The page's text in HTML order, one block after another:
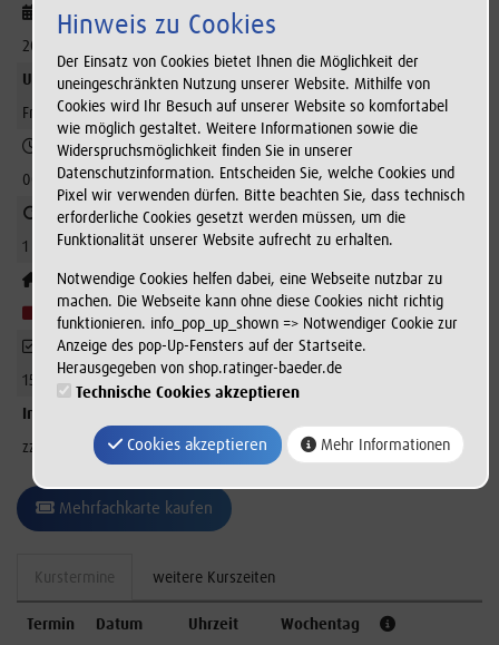
Zeitraum
20.11.2026
Uhrzeit
Freitag 18:30
Dauer
00:45
Anzahl Termine
1 x
Filiale
Allwetterbad Lintorf
Freie Plätze
15
Info
zzgl. Badeintritt
Mehrfachkarte kaufen
Kurstermine weitere Kurszeiten
Termin Datum Uhrzeit Wochentag
Hinweis zu Cookies
Der Einsatz von Cookies bietet Ihnen die Möglichkeit der
uneingeschränkten Nutzung unserer Website. Mithilfe von
Cookies wird Ihr Besuch auf unserer Website so komfortabel
wie möglich gestaltet. Weitere Informationen sowie die
Widerspruchsmöglichkeit finden Sie in unserer
Datenschutzinformation. Entscheiden Sie, welche Cookies und
Pixel wir verwenden dürfen. Bitte beachten Sie, dass technisch
erforderliche Cookies gesetzt werden müssen, um die
Funktionalität unserer Website aufrecht zu erhalten.
Notwendige Cookies helfen dabei, eine Webseite nutzbar zu
machen. Die Webseite kann ohne diese Cookies nicht richtig
funktionieren. info_pop_up_shown => Notwendiger Cookie zur
Anzeige des pop-Up-Fensters auf der Startseite.
Herausgegeben von shop.ratinger-baeder.de
Technische Cookies akzeptieren
Cookies akzeptieren Mehr Informationen